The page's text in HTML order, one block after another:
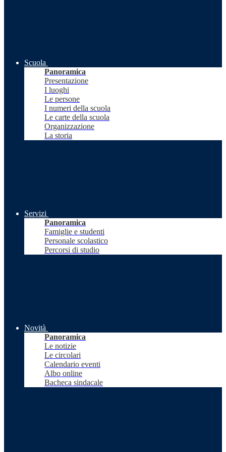
Scuola
Panoramica
Presentazione
I luoghi
Le persone
I numeri della scuola
Le carte della scuola
Organizzazione
La storia
Servizi
Panoramica
Famiglie e studenti
Personale scolastico
Percorsi di studio
Novità
Panoramica
Le notizie
Le circolari
Calendario eventi
Albo online
Bacheca sindacale